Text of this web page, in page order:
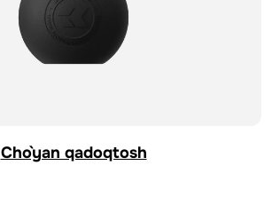
Cho`yan qadoqtosh